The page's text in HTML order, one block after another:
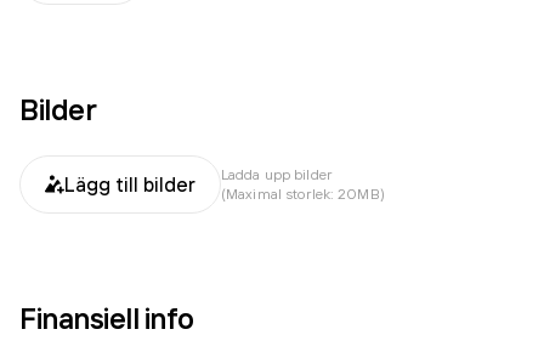
Bilder
Lägg till bilder
Ladda upp bilder
(Maximal storlek: 20MB)
Finansiell info